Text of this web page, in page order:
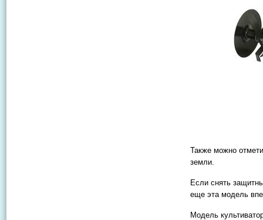
Также можно
земли.
Если снять
еще эта модель
Модель